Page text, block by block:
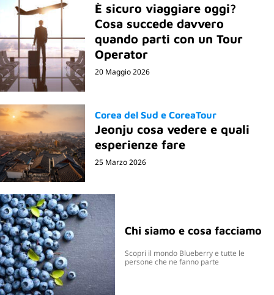
È sicuro viaggiare oggi?
Cosa succede davvero
quando parti con un Tour
Operator
20 Maggio 2026
Corea del Sud e CoreaTour
Jeonju cosa vedere e quali
esperienze fare
25 Marzo 2026
Chi siamo e cosa facciamo
Scopri il mondo Blueberry e tutte le
persone che ne fanno parte